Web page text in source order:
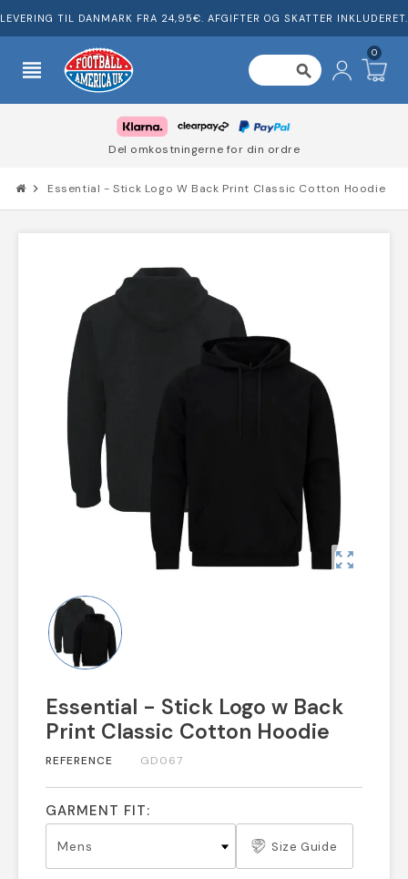
LEVERING TIL DANMARK FRA 24,95€. AFGIFTER OG SKATTER INKLUDERET.
view_headline search
0
Del omkostningerne for din ordre
chevron_right Essential - Stick Logo W Back Print Classic Cotton Hoodie
zoom_out_map
Essential - Stick Logo w Back
Print Classic Cotton Hoodie
REFERENCE GD067
GARMENT FIT:
Size Guide